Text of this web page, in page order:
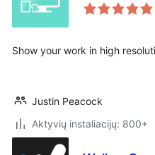
Show your work in high
Justin Peacock
Aktyvių instaliacijų: 800+